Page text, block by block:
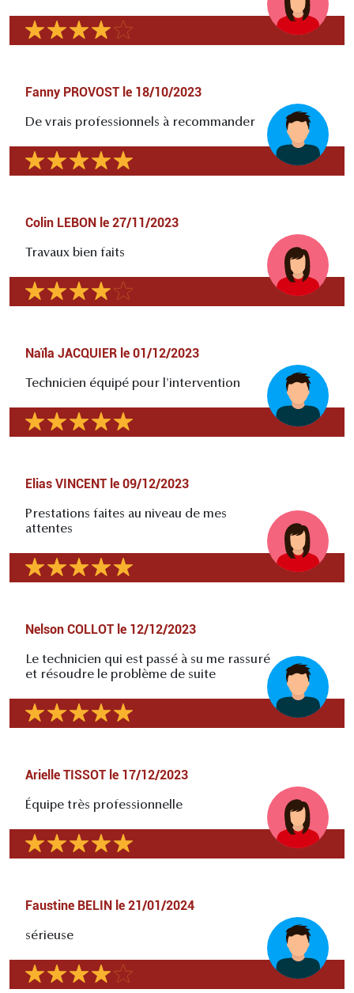
Fanny PROVOST le 18/10/2023
De vrais professionnels à recommander
Colin LEBON le 27/11/2023
Travaux bien faits
Naïla JACQUIER le 01/12/2023
Technicien équipé pour l'intervention
Elias VINCENT le 09/12/2023
Prestations faites au niveau de mes
attentes
Nelson COLLOT le 12/12/2023
Le technicien qui est passé à su me rassuré
et résoudre le problème de suite
Arielle TISSOT le 17/12/2023
Équipe très professionnelle
Faustine BELIN le 21/01/2024
sérieuse